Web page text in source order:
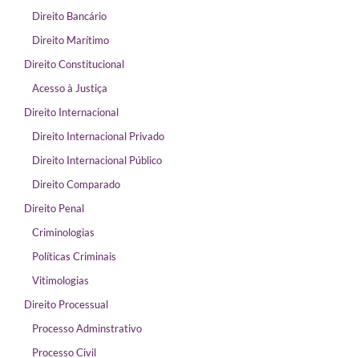
Direito Bancário
Direito Marítimo
Direito Constitucional
Acesso à Justiça
Direito Internacional
Direito Internacional Privado
Direito Internacional Público
Direito Comparado
Direito Penal
Criminologias
Políticas Criminais
Vitimologias
Direito Processual
Processo Adminstrativo
Processo Civil